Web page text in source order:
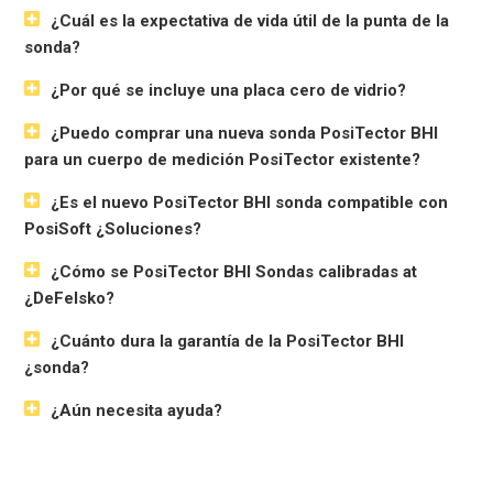
Resolución
0,1 Barcol
137 g (4.9 onzas) sin pilas
Tamaño de la sonda
145 x 97 x 64 mm (5,7" x 3,8" x 2,5")
Altura de la sonda
140 mm (5,5")
Peso de la sonda
400 g (14.1 onzas)
Ver dimensiones
medidor y no incluye la sonda
Modelos Estándar
Incluye TODAS las características que se muestran arriba
¿Cuál es la expectativa de vida útil de la punta de la
sonda?
¿Por qué se incluye una placa cero de vidrio?
¿Puedo comprar una nueva sonda PosiTector BHI
para un cuerpo de medición PosiTector existente?
¿Es el nuevo PosiTector BHI sonda compatible con
PosiSoft ¿Soluciones?
¿Cómo se PosiTector BHI Sondas calibradas at
¿DeFelsko?
¿Cuánto dura la garantía de la PosiTector BHI
¿sonda?
¿Aún necesita ayuda?